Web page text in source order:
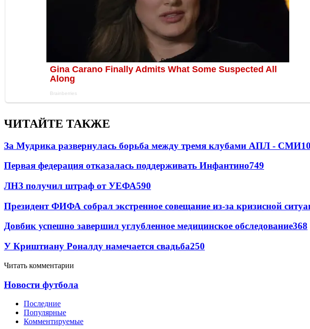
ЧИТАЙТЕ ТАКЖЕ
За Мудрика развернулась борьба между тремя клубами АПЛ - СМИ
Первая федерация отказалась поддерживать Инфантино749
ЛНЗ получил штраф от УЕФА590
Президент ФИФА собрал экстренное совещание из-за кризисной
Довбик успешно завершил углубленное медицинское обследование368
У Криштиану Роналду намечается свадьба250
Читать комментарии
Новости футбола
Последние
Популярные
Комментируемые